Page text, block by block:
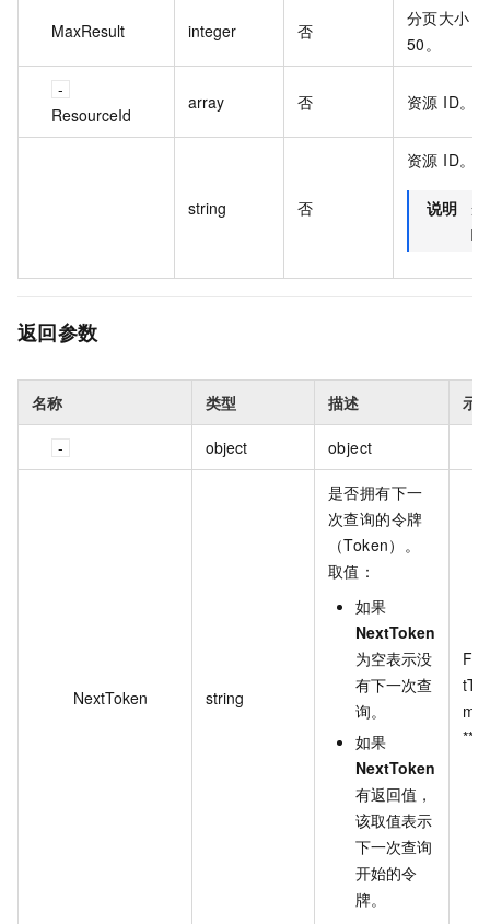
MaxResult integer 否
分页大小
50。
ResourceId
array 否 资源 ID。
string 否
资源 ID。
说明
返回参数
名称 类型 描述 示
object object
NextToken string
是否拥有下一
次查询的令牌
（Token）。
取值：
如果
NextToken
为空表示没
有下一次查
询。
如果
NextToken
有返回值，
该取值表示
下一次查询
开始的令
牌。
****